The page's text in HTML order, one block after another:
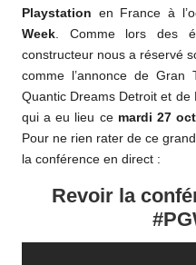
Playstation en France à
Week . Comme lors des
constructeur nous a réservé
comme l’annonce de Gran
Quantic Dreams Detroit et de
qui a eu lieu ce mardi 27
Pour ne rien rater de ce
la conférence en direct :
Revoir la